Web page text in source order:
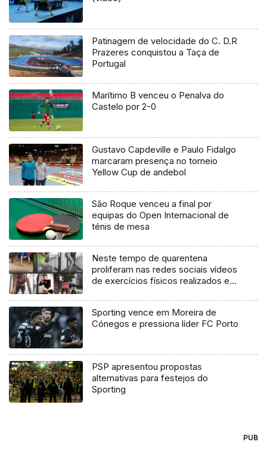
Patinagem de velocidade do C. D.R
Prazeres conquistou a Taça de
Portugal
Marítimo B venceu o Penalva do
Castelo por 2-0
Gustavo Capdeville e Paulo Fidalgo
marcaram presença no torneio
Yellow Cup de andebol
São Roque venceu a final por
equipas do Open Internacional de
ténis de mesa
Neste tempo de quarentena
proliferam nas redes sociais vídeos
de exercícios físicos realizados em
Sporting vence em Moreira de
Cónegos e pressiona líder FC Porto
PSP apresentou propostas
alternativas para festejos do
Sporting
PUB